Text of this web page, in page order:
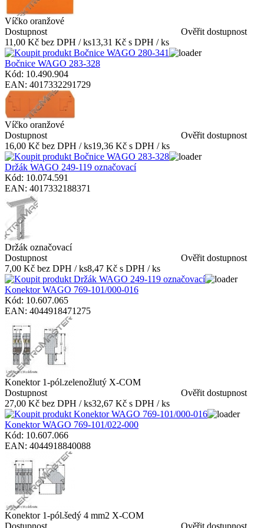
Víčko oranžové
Dostupnost
Ověřit dostupnost
11,00 Kč bez DPH / ks13,31 Kč s DPH / ks
Bočnice WAGO 283-328
Kód: 10.490.904
EAN: 4017332291729
Víčko oranžové
Dostupnost
Ověřit dostupnost
16,00 Kč bez DPH / ks19,36 Kč s DPH / ks
Držák WAGO 249-119 označovací
Kód: 10.074.591
EAN: 4017332188371
Držák označovací
Dostupnost
Ověřit dostupnost
7,00 Kč bez DPH / ks8,47 Kč s DPH / ks
Konektor WAGO 769-101/000-016
Kód: 10.607.065
EAN: 4044918471275
Konektor 1-pól.zelenožlutý X-COM
Dostupnost
Ověřit dostupnost
27,00 Kč bez DPH / ks32,67 Kč s DPH / ks
Konektor WAGO 769-101/022-000
Kód: 10.607.066
EAN: 4044918840088
Konektor 1-pól.šedý 4 mm2 X-COM
Dostupnost
Ověřit dostupnost